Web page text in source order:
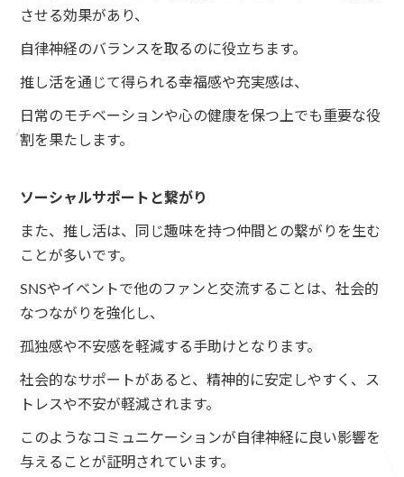
させる効果があり、
自律神経のバランスを取るのに役立ちます。
推し活を通じて得られる幸福感や充実感は、
日常のモチベーションや心の健康を保つ上でも重要な役
割を果たします。
ソーシャルサポートと繋がり
また、推し活は、同じ趣味を持つ仲間との繋がりを生む
ことが多いです。
SNSやイベントで他のファンと交流することは、社会的
なつながりを強化し、
孤独感や不安感を軽減する手助けとなります。
社会的なサポートがあると、精神的に安定しやすく、ス
トレスや不安が軽減されます。
このようなコミュニケーションが自律神経に良い影響を
与えることが証明されています。